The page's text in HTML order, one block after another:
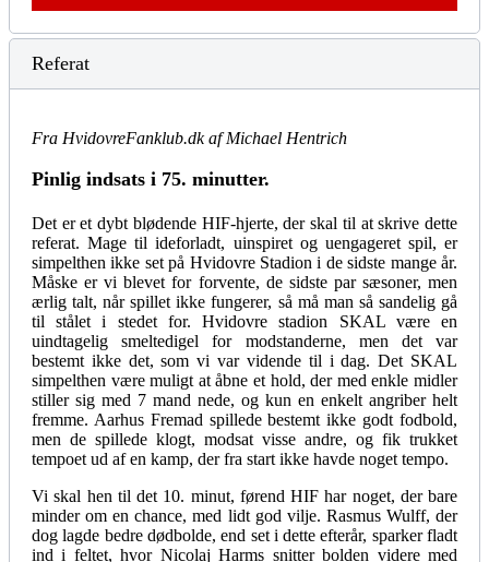
Referat
Fra HvidovreFanklub.dk af Michael Hentrich
Pinlig indsats i 75. minutter.
Det er et dybt blødende HIF-hjerte, der skal til at skrive dette
referat. Mage til ideforladt, uinspiret og uengageret spil, er
simpelthen ikke set på Hvidovre Stadion i de sidste mange år.
Måske er vi blevet for forvente, de sidste par sæsoner, men
ærlig talt, når spillet ikke fungerer, så må man så sandelig gå
til stålet i stedet for. Hvidovre stadion SKAL være en
uindtagelig smeltedigel for modstanderne, men det var
bestemt ikke det, som vi var vidende til i dag. Det SKAL
simpelthen være muligt at åbne et hold, der med enkle midler
stiller sig med 7 mand nede, og kun en enkelt angriber helt
fremme. Aarhus Fremad spillede bestemt ikke godt fodbold,
men de spillede klogt, modsat visse andre, og fik trukket
tempoet ud af en kamp, der fra start ikke havde noget tempo.
Vi skal hen til det 10. minut, førend HIF har noget, der bare
minder om en chance, med lidt god vilje. Rasmus Wulff, der
dog lagde bedre dødbolde, end set i dette efterår, sparker fladt
ind i feltet, hvor Nicolaj Harms snitter bolden videre med